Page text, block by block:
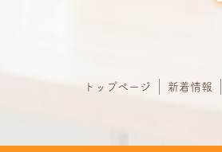
トップページ 新着情報